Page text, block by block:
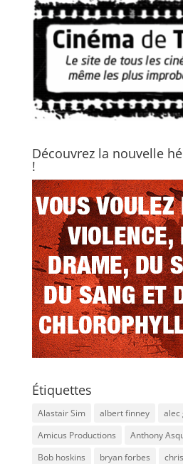
Découvrez la nouvelle
!
Étiquettes
Alastair Sim albert finney
alec
Amicus Productions
Anthony
Bob hoskins
bryan forbes